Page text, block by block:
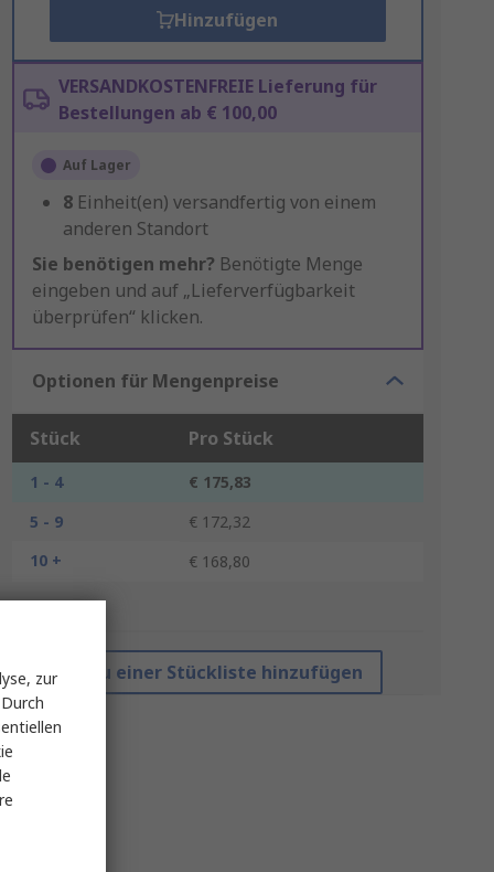
Hinzufügen
VERSANDKOSTENFREIE Lieferung für
Bestellungen ab € 100,00
Auf Lager
8 Einheit(en) versandfertig von einem
anderen Standort
Sie benötigen mehr? Benötigte Menge
eingeben und auf „Lieferverfügbarkeit
überprüfen“ klicken.
Optionen für Mengenpreise
Stück Pro Stück
1 - 4
€ 175,83
5 - 9
€ 172,32
10 +
€ 168,80
Zu einer Stückliste hinzufügen
zur